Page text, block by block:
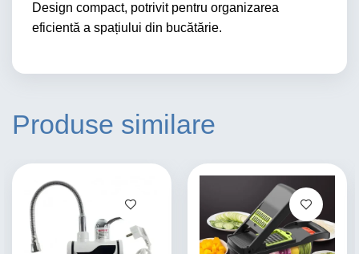
Design compact, potrivit pentru organizarea
eficientă a spațiului din bucătărie.
Produse similare